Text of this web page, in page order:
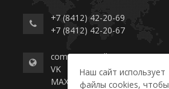
+7 (8412) 42-20-69
+7 (8412) 42-20-67
commerce-college.ru
VK
MAX
Наш сайт использует
файлы cookies, чтобы